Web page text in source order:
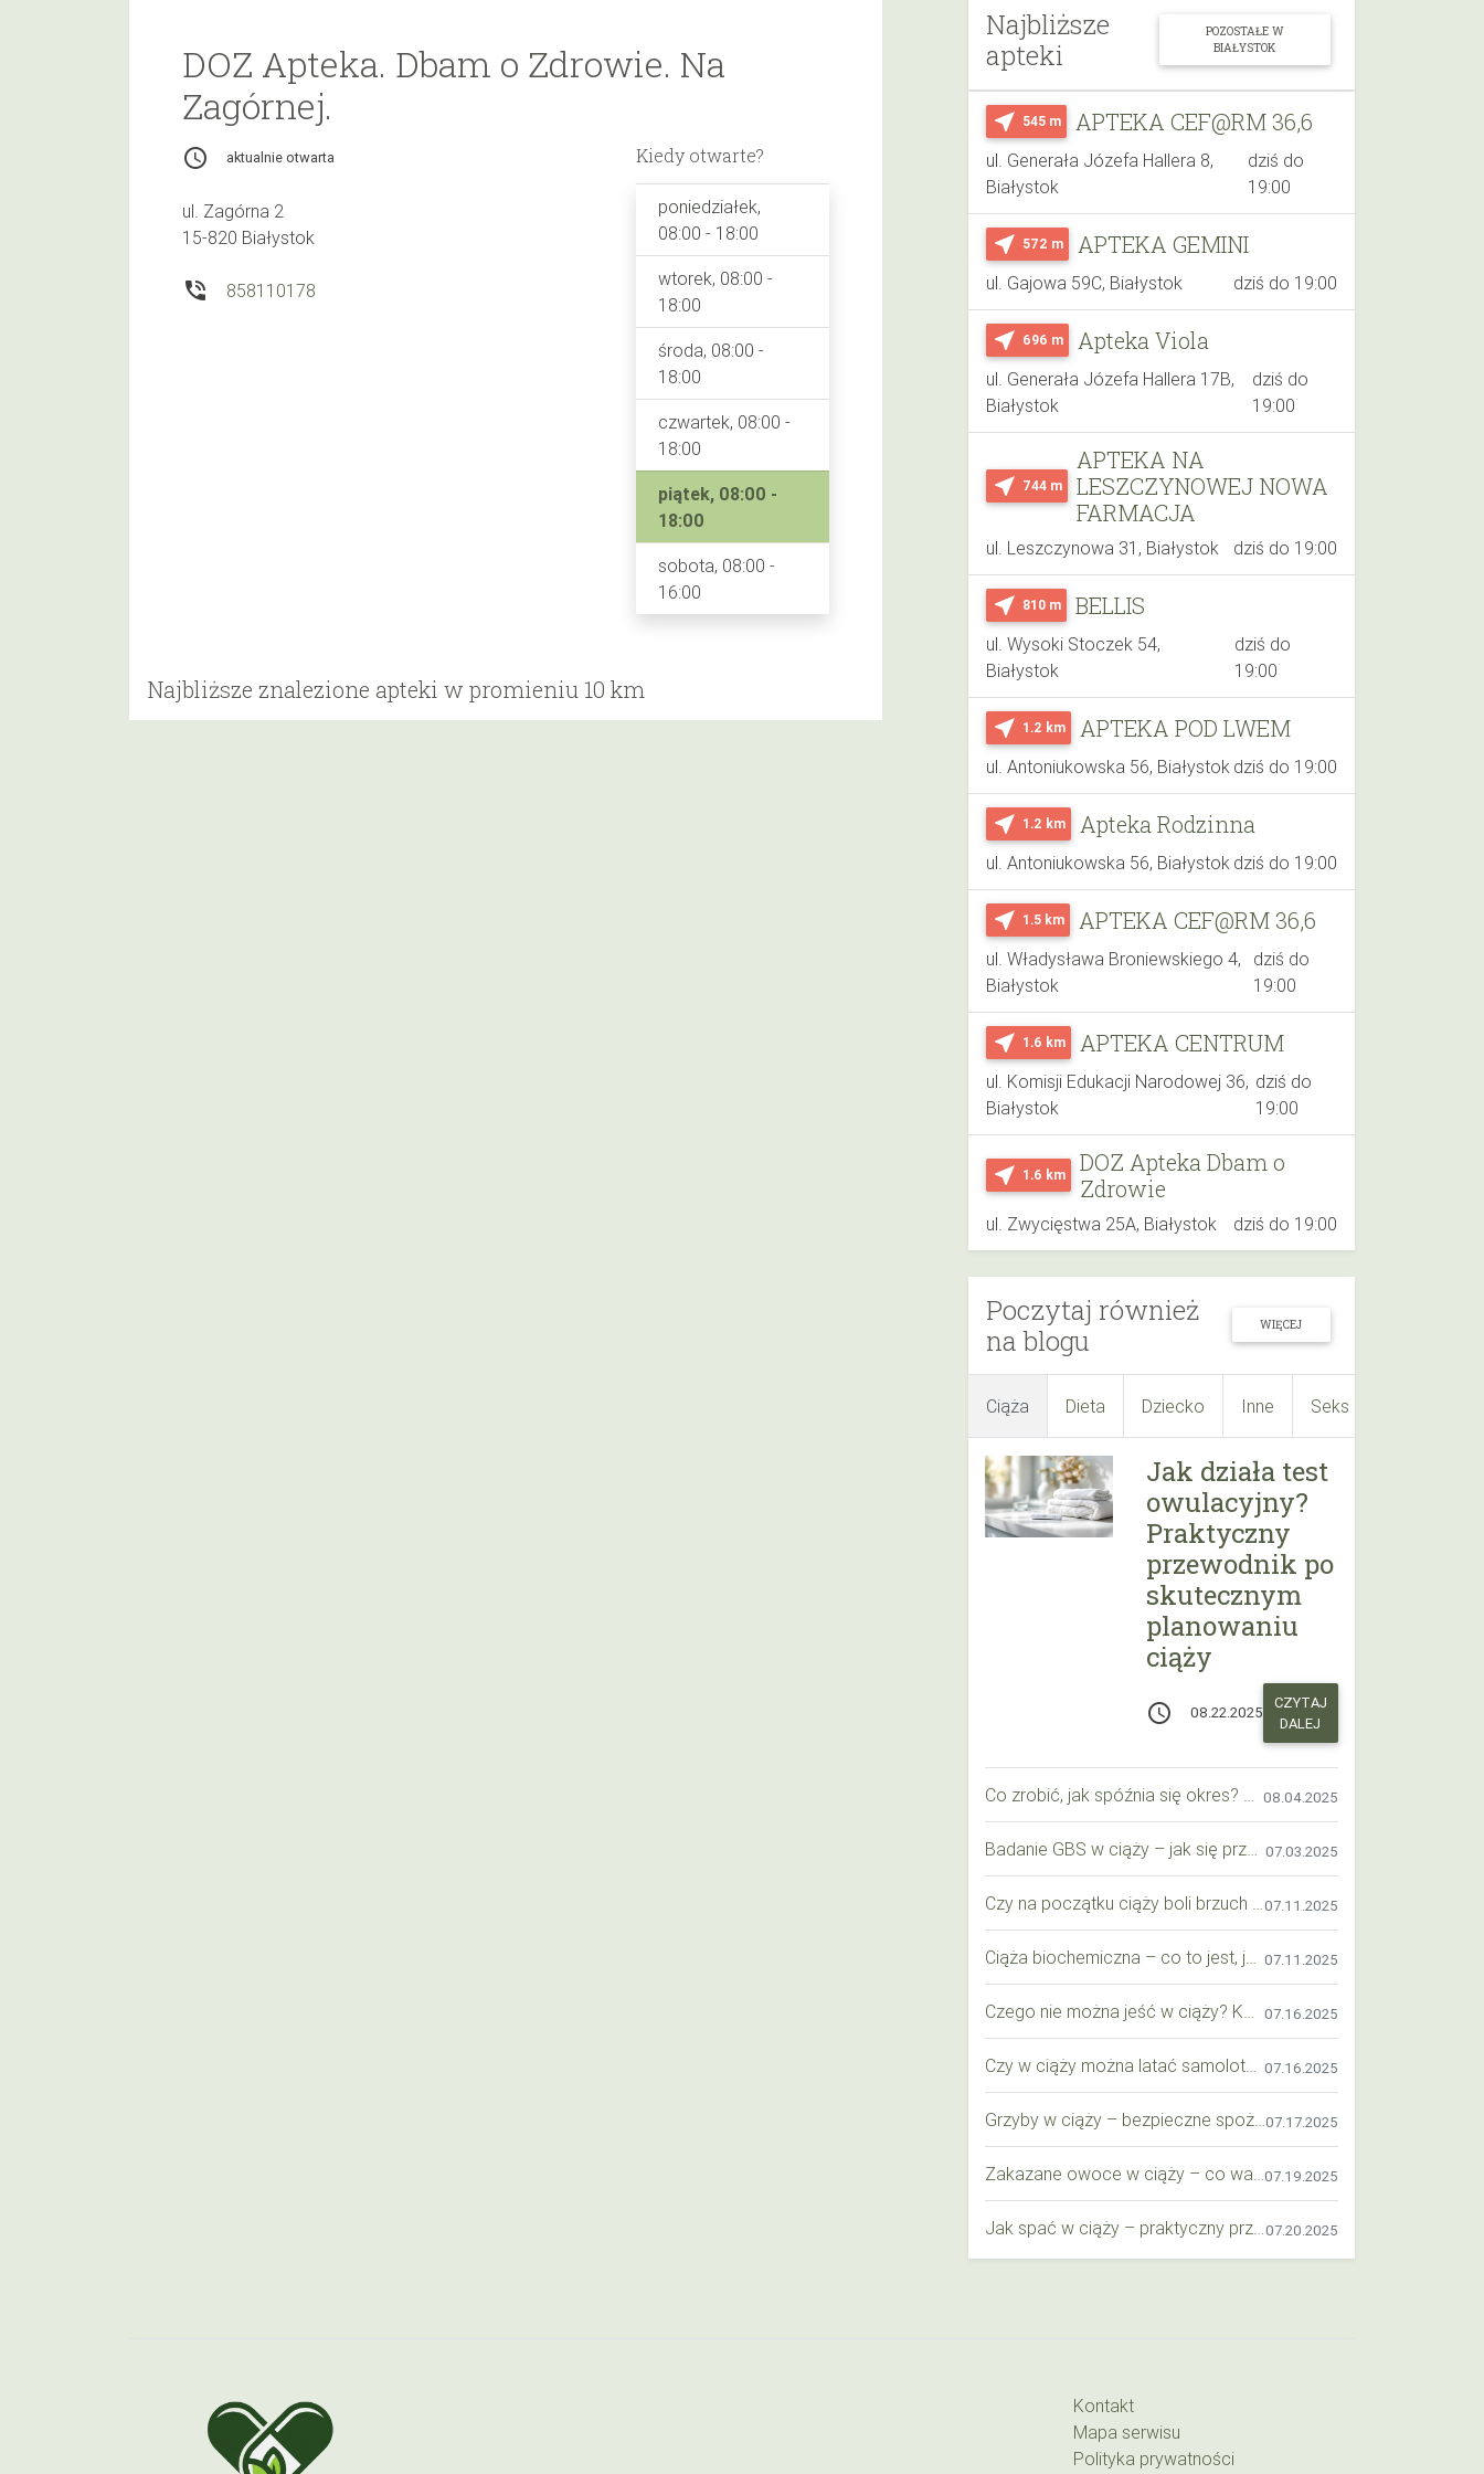
Najbliższe
apteki
POZOSTAŁE W
BIAŁYSTOK
near_me 545 m APTEKA CEF@RM 36,6
ul. Generała Józefa Hallera 8,
Białystok
dziś do
19:00
near_me 572 m APTEKA GEMINI
ul. Gajowa 59C, Białystok dziś do 19:00
near_me 696 m Apteka Viola
ul. Generała Józefa Hallera 17B,
Białystok
dziś do
19:00
near_me 744 m
APTEKA NA
LESZCZYNOWEJ NOWA
FARMACJA
ul. Leszczynowa 31, Białystok dziś do 19:00
near_me 810 m BELLIS
ul. Wysoki Stoczek 54,
Białystok
dziś do
19:00
near_me 1.2 km APTEKA POD LWEM
ul. Antoniukowska 56, Białystok dziś do 19:00
near_me 1.2 km Apteka Rodzinna
ul. Antoniukowska 56, Białystok dziś do 19:00
near_me 1.5 km APTEKA CEF@RM 36,6
ul. Władysława Broniewskiego 4,
Białystok
dziś do
19:00
near_me 1.6 km APTEKA CENTRUM
ul. Komisji Edukacji Narodowej 36,
Białystok
dziś do
19:00
near_me 1.6 km
DOZ Apteka Dbam o
Zdrowie
ul. Zwycięstwa 25A, Białystok dziś do 19:00
Poczytaj również
na blogu
WIĘCEJ
Ciąża Dieta Dziecko Inne Seks
Jak działa test
owulacyjny?
Praktyczny
przewodnik po
skutecznym
planowaniu
ciąży
access_time 08.22.2025
CZYTAJ
DALEJ
08.04.2025
07.03.2025
07.11.2025
07.11.2025
07.16.2025
07.16.2025
07.17.2025
07.19.2025
07.20.2025
DOZ Apteka. Dbam o Zdrowie. Na
Zagórnej.
access_time aktualnie otwarta
ul. Zagórna 2
15-820 Białystok
phone_in_talk 858110178
Kiedy otwarte?
poniedziałek,
08:00 - 18:00
wtorek, 08:00 -
18:00
środa, 08:00 -
18:00
czwartek, 08:00 -
18:00
piątek, 08:00 -
18:00
sobota, 08:00 -
16:00
Najbliższe znalezione apteki w promieniu 10 km
Kontakt
Mapa serwisu
Polityka prywatności